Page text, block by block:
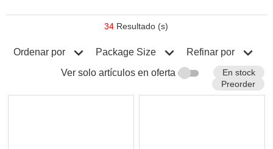
34 Resultado (s)
Ordenar por Package Size Refinar por
Ver solo artículos en oferta
En stock
Preorder